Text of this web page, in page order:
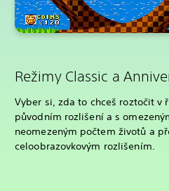
Režimy Classic a
Vyber si, zda to chceš roztočit v
původním rozlišení a s
neomezeným počtem životů a
celoobrazovkovým rozlišením.